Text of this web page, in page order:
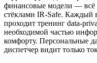
финансовые модели — всё
стёклами IR-Safe. Каждый
проходит тренинг data-
необходимой частью
комфорту. Персональные
диспетчер видит только